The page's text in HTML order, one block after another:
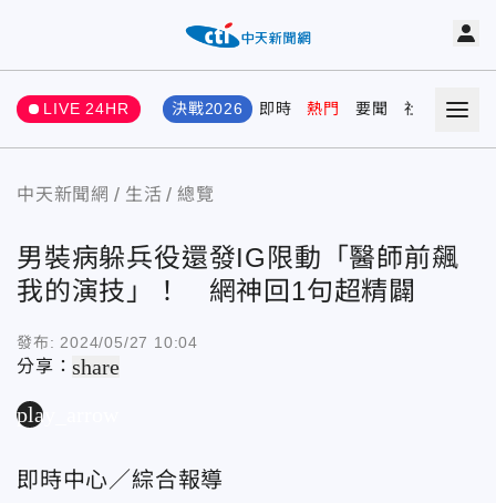
LIVE 24HR 決戰2026 即時 熱門 要聞 社會 娛樂
中天新聞網 生活 總覽
男裝病躲兵役還發IG限動「醫師前飆
我的演技」！ 網神回1句超精闢
發布: 2024/05/27 10:04
分享：share
play_arrow
即時中心／綜合報導